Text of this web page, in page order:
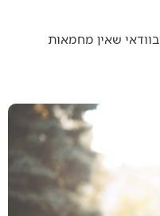
שאין מחמאות